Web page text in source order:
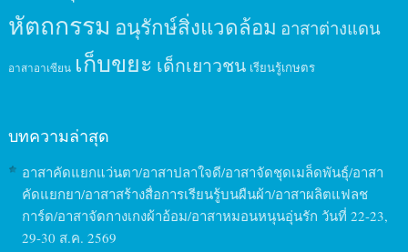
หัตถกรรม อนุรักษ์สิ่งแวดล้อม อาสาต่างแดน
อาสาอาเซียน เก็บขยะ เด็กเยาวชน เรียนรู้เกษตร
บทความล่าสุด
อาสาคัดแยกแว่นตา/อาสาปลาใจดี/อาสาจัดชุดเมล็ดพันธุ์/อาสา
คัดแยกยา/อาสาสร้างสื่อการเรียนรู้บนผืนผ้า/อาสาผลิตแฟลช
การ์ด/อาสาจัดกางเกงผ้าอ้อม/อาสาหมอนหนุนอุ่นรัก วันที่ 22-23,
29-30 ส.ค. 2569